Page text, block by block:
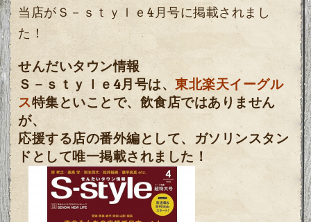
当店がＳ－ｓｔｙｌｅ4月号に掲載されまし
た！
せんだいタウン情報
Ｓ－ｓｔｙｌｅ4月号は、東北楽天イーグル
ス特集といことで、飲食店ではありません
が、
応援する店の番外編として、ガソリンスタン
ドとして唯一掲載されました！